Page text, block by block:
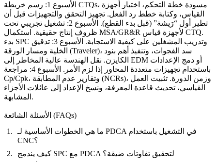
الأسبوع 1: رسم خريطة CTQs، مسودة خطة التحكم، اختيار أجهزة
القياس، وكتابة خطط رد الفعل. تجهيز التحقق والتجهيزات قبل أن
تطير أول “رَيشة” (قبل بدء القطع). الأسبوع 2: تشغيل تجريبي تحت
ظروف إنتاج حقيقية. استكمال MSA/GR&R لأجهزة قياس CTQ.
بدء SPC وتدريب المشغلين على كيفية الاستجابة. الأسبوع 3: تدقيق
الخلية ومسار الورقة (Traveler)، سد الفجوات، وتنفيذ أهم بنود
الكايزن. نقل الهندسة عالية المخاطر إلى EDM أو دمج الإعدادات
باستخدام تجهيزات متعددة المحاور إذا لزم الأمر. الأسبوع 4: مراجعة
Cp/Cpk، وتقارير عدم المطابقة (NCRs)، وزمن الدورة. تثبيت العمل
القياسي، تحديث قاعدة المعرفة، ونسخ الإعداد إلى عائلات الأجزاء
المشابهة.
الأسئلة الشائعة (FAQs)
ما هي الخطوات الأساسية لـ PDCA في التشغيل باستخدام
CNC؟
كيف يندمج SPC مع PDCA لتحقيق تفاوتات ضيقة؟